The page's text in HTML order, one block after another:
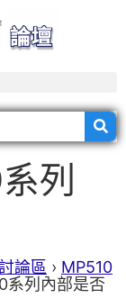
列
論區 › MP510
系列內部是否